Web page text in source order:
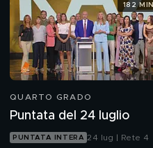
QUARTO GRADO
Puntata del 24 luglio
PUNTATA INTERA 24 lug | Rete 4
182 MIN